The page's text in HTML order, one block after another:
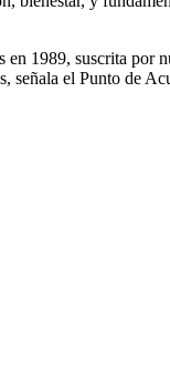
1989, suscrita por
el Punto de